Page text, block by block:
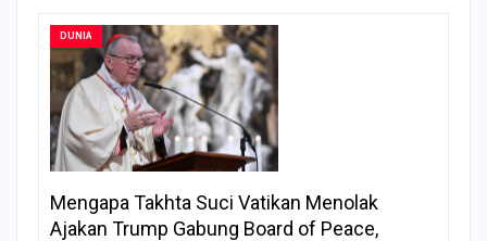
DUNIA
Mengapa Takhta Suci Vatikan Menolak
Ajakan Trump Gabung Board of Peace,